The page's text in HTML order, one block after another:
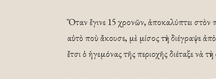
Ὅταν ἔγινε 15 χρονῶν, ἀποκαλύπτει στὸν
αὐτὸ ποὺ ἄκουσε, μὲ μίσος τὴν διέγραψε
ἔτσι ὁ ἡγεμόνας τῆς περιοχῆς διέταξε νὰ